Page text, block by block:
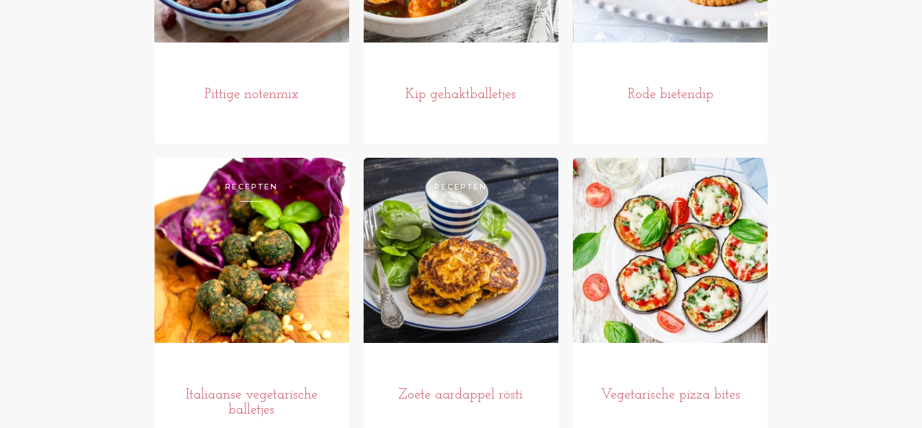
Pittige notenmix Kip gehaktballetjes Rode bietendip
RECEPTEN
Italiaanse vegetarische
balletjes
RECEPTEN
Zoete aardappel rösti
RECEPTEN
Vegetarische pizza bites